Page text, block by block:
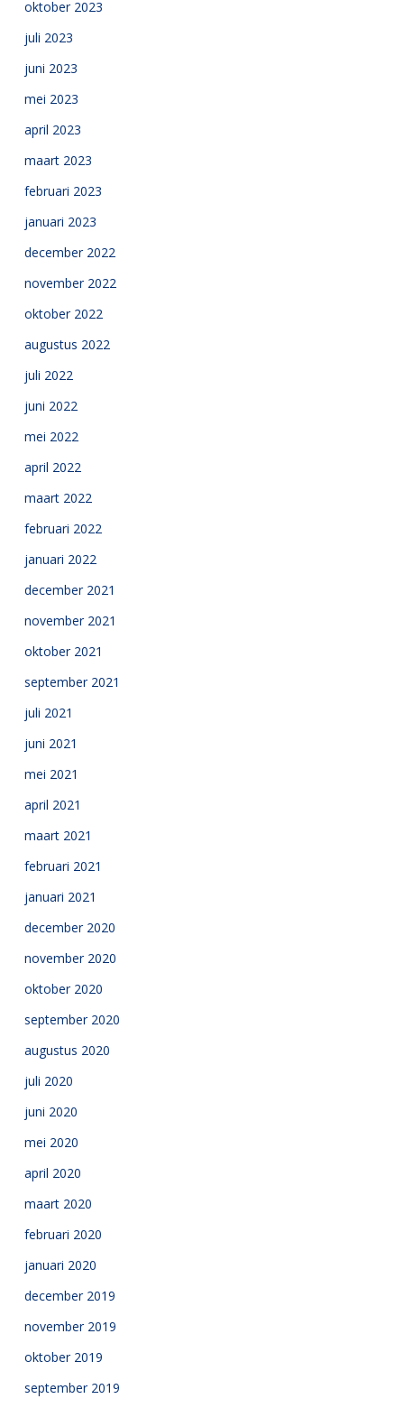
oktober 2023
juli 2023
juni 2023
mei 2023
april 2023
maart 2023
februari 2023
januari 2023
december 2022
november 2022
oktober 2022
augustus 2022
juli 2022
juni 2022
mei 2022
april 2022
maart 2022
februari 2022
januari 2022
december 2021
november 2021
oktober 2021
september 2021
juli 2021
juni 2021
mei 2021
april 2021
maart 2021
februari 2021
januari 2021
december 2020
november 2020
oktober 2020
september 2020
augustus 2020
juli 2020
juni 2020
mei 2020
april 2020
maart 2020
februari 2020
januari 2020
december 2019
november 2019
oktober 2019
september 2019